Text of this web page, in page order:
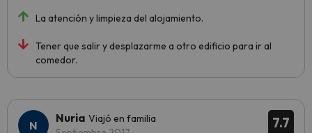
La atención y limpieza del alojamiento.
Tener que salir y desplazarme a otro edificio para ir al
comedor.
7.7
Nuria Viajó en familia